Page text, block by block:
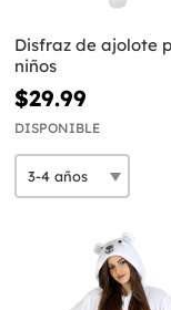
Disfraz de ajolote
niños
$29.99
DISPONIBLE